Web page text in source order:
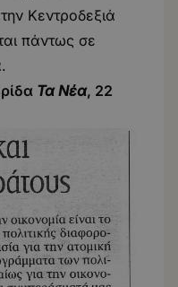
Κεντροδεξιά
πάντως σε
Τα Νέα, 22